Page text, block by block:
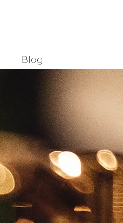
Blog